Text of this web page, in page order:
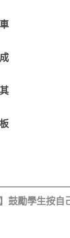
】鼓勵學生按